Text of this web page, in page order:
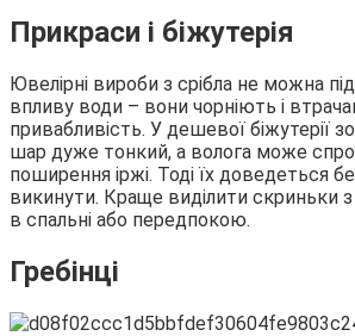
Прикраси і біжутерія
Ювелірні вироби з срібла не можна
впливу води – вони чорніють і
привабливість. У дешевої біжутерії
шар дуже тонкий, а волога може
поширення іржі. Тоді їх доведеться
викинути. Краще виділити скриньки
в спальні або передпокою.
Гребінці